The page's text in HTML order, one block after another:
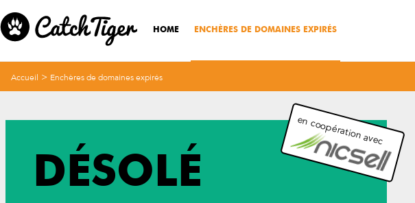
HOME ENCHÈRES DE DOMAINES EXPIRÉS
Accueil > Enchères de domaines expirés
DÉSOLÉ
en coopération avec